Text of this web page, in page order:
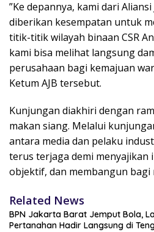
​”Ke depannya, kami dari
diberikan kesempatan untuk
titik-titik wilayah binaan CSR
kami bisa melihat langsung
perusahaan bagi kemajuan
Ketum AJB tersebut.
​Kunjungan diakhiri dengan
makan siang. Melalui
antara media dan pelaku
terus terjaga demi menyajikan
objektif, dan membangun bagi
Related News
BPN Jakarta Barat Jemput Bola,
Pertanahan Hadir Langsung di